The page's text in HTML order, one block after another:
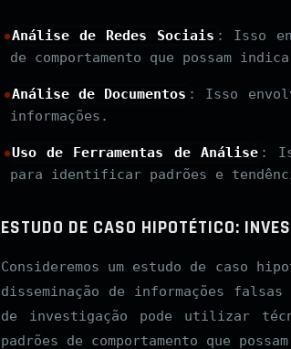
Análise de Redes Sociais : Isso
de comportamento que possam
Análise de Documentos : Isso
informações.
Uso de Ferramentas de Análise :
para identificar padrões e
ESTUDO DE CASO HIPOTÉTICO:
Consideremos um estudo de caso
disseminação de informações
de investigação pode utilizar
padrões de comportamento que